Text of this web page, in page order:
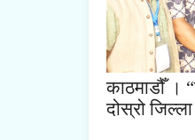
काठमाडौँ ।
दोस्रो